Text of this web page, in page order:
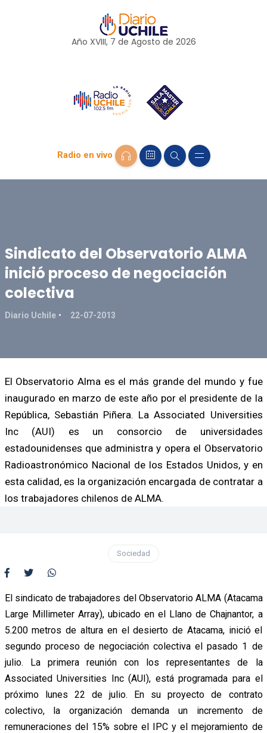
Año XVIII, 7 de Agosto de 2026
Radio en vivo
Sindicato del Observatorio ALMA
inició proceso de negociación
colectiva
Diario Uchile 22-07-2013
El Observatorio Alma es el más grande del mundo y fue
inaugurado en marzo de este año por el presidente de la
República, Sebastián Piñera. La Associated Universities
Inc (AUI) es un consorcio de universidades
estadounidenses que administra y opera el Observatorio
Radioastronómico Nacional de los Estados Unidos, y en
esta calidad, es la organización encargada de contratar a
los trabajadores chilenos de ALMA.
Sociedad
El sindicato de trabajadores del Observatorio ALMA (Atacama
Large Millimeter Array), ubicado en el Llano de Chajnantor, a
5.200 metros de altura en el desierto de Atacama, inició el
segundo proceso de negociación colectiva el pasado 1 de
julio. La primera reunión con los representantes de la
Associated Universities Inc (AUI), está programada para el
próximo lunes 22 de julio. En su proyecto de contrato
colectivo, la organización demanda un incremento de
remuneraciones del 15% sobre el IPC y el mejoramiento de